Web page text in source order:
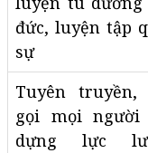
đức, luyện tập
sự
Tuyên truyền,
gọi mọi người
dựng lực